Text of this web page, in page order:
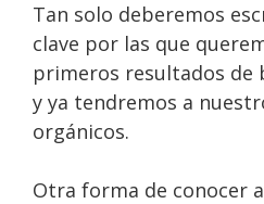
Tan solo deberemos
clave por las que
primeros resultados de
y ya tendremos a
orgánicos.
Otra forma de conocer